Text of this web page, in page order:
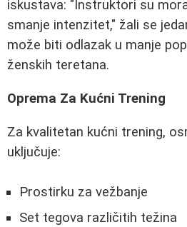
iskustava: "Instruktori su
smanje intenzitet," žali se
može biti odlazak u manje
ženskih teretana.
Oprema Za Kućni Trening
Za kvalitetan kućni trening,
uključuje:
Prostirku za vežbanje
Set tegova različitih težina